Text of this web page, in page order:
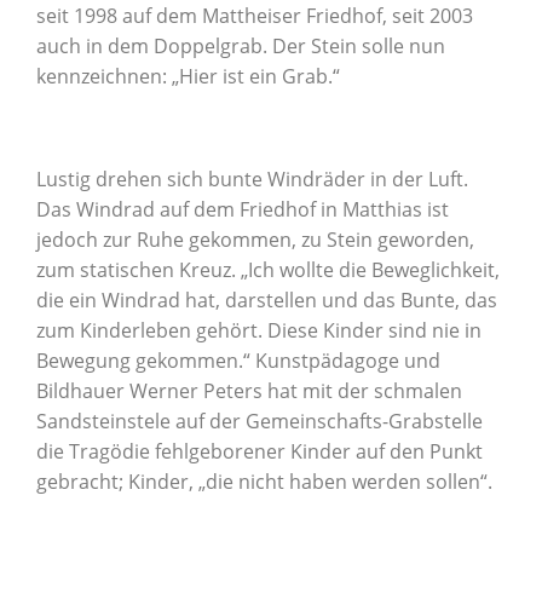
Lustig drehen sich bunte Windräder in der Luft.
Das Windrad auf dem Friedhof in Matthias ist
jedoch zur Ruhe gekommen, zu Stein geworden,
zum statischen Kreuz. „Ich wollte die Beweglichkeit,
die ein Windrad hat, darstellen und das Bunte, das
zum Kinderleben gehört. Diese Kinder sind nie in
Bewegung gekommen.“ Kunstpädagoge und
Bildhauer Werner Peters hat mit der schmalen
Sandsteinstele auf der Gemeinschafts-Grabstelle
die Tragödie fehlgeborener Kinder auf den Punkt
gebracht; Kinder, „die nicht haben werden sollen“.
seit 1998 auf dem Mattheiser Friedhof, seit 2003
auch in dem Doppelgrab. Der Stein solle nun
kennzeichnen: „Hier ist ein Grab.“